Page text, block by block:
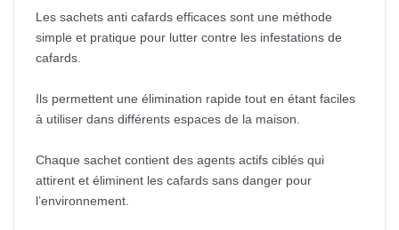
Les sachets anti cafards efficaces sont une méthode
simple et pratique pour lutter contre les infestations de
cafards.
Ils permettent une élimination rapide tout en étant faciles
à utiliser dans différents espaces de la maison.
Chaque sachet contient des agents actifs ciblés qui
attirent et éliminent les cafards sans danger pour
l’environnement.